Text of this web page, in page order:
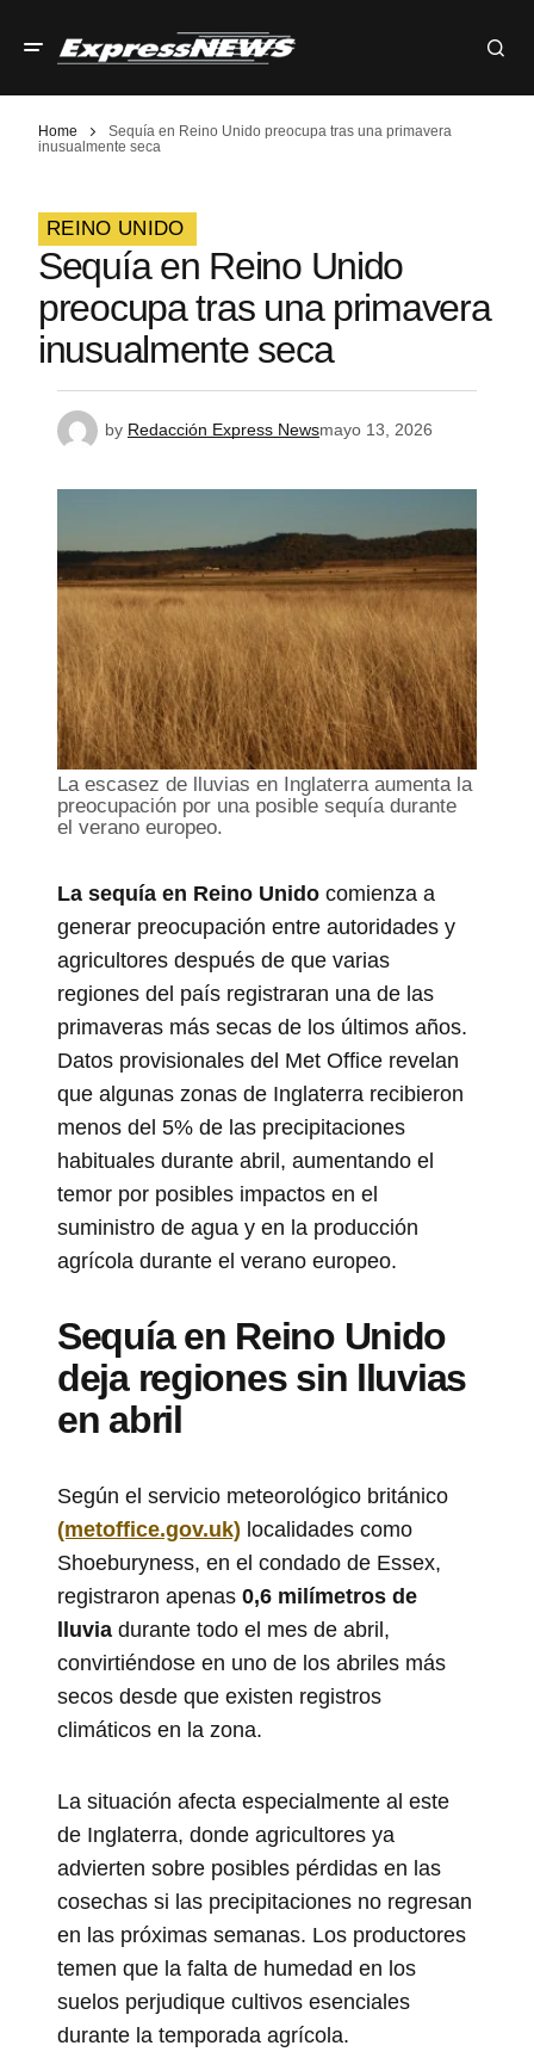
Home
Sequía en Reino Unido preocupa tras una primavera
inusualmente seca
REINO UNIDO
Sequía en Reino Unido
preocupa tras una primavera
inusualmente seca
by Redacción Express Newsmayo 13, 2026
La escasez de lluvias en Inglaterra aumenta la
preocupación por una posible sequía durante
el verano europeo.
La sequía en Reino Unido comienza a
generar preocupación entre autoridades y
agricultores después de que varias
regiones del país registraran una de las
primaveras más secas de los últimos años.
Datos provisionales del Met Office revelan
que algunas zonas de Inglaterra recibieron
menos del 5% de las precipitaciones
habituales durante abril, aumentando el
temor por posibles impactos en el
suministro de agua y en la producción
agrícola durante el verano europeo.
Sequía en Reino Unido
deja regiones sin lluvias
en abril
Según el servicio meteorológico británico
(metoffice.gov.uk) localidades como
Shoeburyness, en el condado de Essex,
registraron apenas 0,6 milímetros de
lluvia durante todo el mes de abril,
convirtiéndose en uno de los abriles más
secos desde que existen registros
climáticos en la zona.
La situación afecta especialmente al este
de Inglaterra, donde agricultores ya
advierten sobre posibles pérdidas en las
cosechas si las precipitaciones no regresan
en las próximas semanas. Los productores
temen que la falta de humedad en los
suelos perjudique cultivos esenciales
durante la temporada agrícola.